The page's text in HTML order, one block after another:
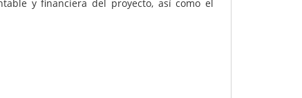
y financiera del proyecto, así como el